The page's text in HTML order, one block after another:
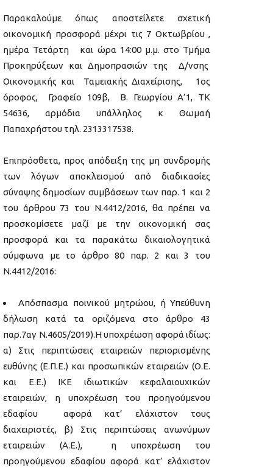
Παρακαλούμε όπως αποστείλετε σχετική
οικονομική προσφορά μέχρι τις 7 Οκτωβρίου ,
ημέρα Τετάρτη και ώρα 14:00 μ.μ. στο Τμήμα
Προκηρύξεων και Δημοπρασιών της Δ/νσης
Οικονομικής και Ταμειακής Διαχείρισης, 1ος
όροφος, Γραφείο 109β, Β. Γεωργίου Α’1, ΤΚ
54636, αρμόδια υπάλληλος κ Θωμαή
Παπαχρήστου τηλ. 2313317538.
Επιπρόσθετα, προς απόδειξη της μη συνδρομής
των λόγων αποκλεισμού από διαδικασίες
σύναψης δημοσίων συμβάσεων των παρ. 1 και 2
του άρθρου 73 του Ν.4412/2016, θα πρέπει να
προσκομίσετε μαζί με την οικονομική σας
προσφορά και τα παρακάτω δικαιολογητικά
σύμφωνα με το άρθρο 80 παρ. 2 και 3 του
Ν.4412/2016:
Απόσπασμα ποινικού μητρώου, ή Υπεύθυνη
δήλωση κατά τα οριζόμενα στο άρθρο 43
παρ.7αγ Ν.4605/2019).Η υποχρέωση αφορά ιδίως:
α) Στις περιπτώσεις εταιρειών περιορισμένης
ευθύνης (Ε.Π.Ε.) και προσωπικών εταιρειών (Ο.Ε.
και Ε.Ε.) IKE ιδιωτικών κεφαλαιουχικών
εταιρειών, η υποχρέωση του προηγούμενου
εδαφίου αφορά κατ’ ελάχιστον τους
διαχειριστές, β) Στις περιπτώσεις ανωνύμων
εταιρειών (Α.Ε.), η υποχρέωση του
προηγούμενου εδαφίου αφορά κατ’ ελάχιστον